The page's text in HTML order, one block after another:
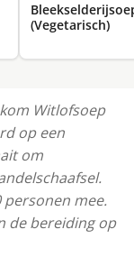
(Vegetarisch)
Witlofsoep
op een
om
personen mee.
de bereiding op